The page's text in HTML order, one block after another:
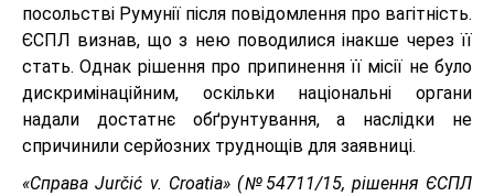
посольстві Румунії після повідомлення про вагітність.
ЄСПЛ визнав, що з нею поводилися інакше через її
стать. Однак рішення про припинення її місії не було
дискримінаційним, оскільки національні органи
надали достатнє обґрунтування, а наслідки не
спричинили серйозних труднощів для заявниці.
«Справa Jurčić v. Croatia» (№54711/15, рішення ЄСПЛ